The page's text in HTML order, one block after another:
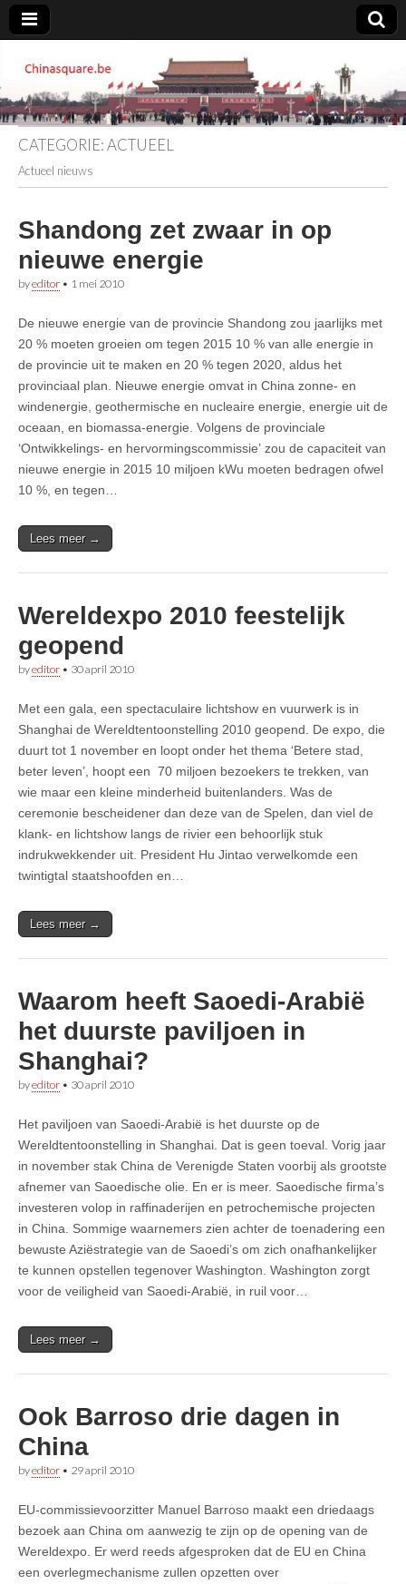
Chinasquare.be
CATEGORIE:ACTUEEL
Actueel nieuws
Shandong zet zwaar in op
nieuwe energie
byeditor • 1 mei 2010
De nieuwe energie van de provincie Shandong zou jaarlijks met
20 % moeten groeien om tegen 2015 10 % van alle energie in
de provincie uit te maken en 20 % tegen 2020, aldus het
provinciaal plan. Nieuwe energie omvat in China zonne- en
windenergie, geothermische en nucleaire energie, energie uit de
oceaan, en biomassa-energie. Volgens de provinciale
‘Ontwikkelings- en hervormingscommissie’ zou de capaciteit van
nieuwe energie in 2015 10 miljoen kWu moeten bedragen ofwel
10 %, en tegen…
Lees meer →
Wereldexpo 2010 feestelijk
geopend
byeditor • 30 april 2010
Met een gala, een spectaculaire lichtshow en vuurwerk is in
Shanghai de Wereldtentoonstelling 2010 geopend. De expo, die
duurt tot 1 november en loopt onder het thema ‘Betere stad,
beter leven’, hoopt een 70 miljoen bezoekers te trekken, van
wie maar een kleine minderheid buitenlanders. Was de
ceremonie bescheidener dan deze van de Spelen, dan viel de
klank- en lichtshow langs de rivier een behoorlijk stuk
indrukwekkender uit. President Hu Jintao verwelkomde een
twintigtal staatshoofden en…
Lees meer →
Waarom heeft Saoedi-Arabië
het duurste paviljoen in
Shanghai?
byeditor • 30 april 2010
Het paviljoen van Saoedi-Arabië is het duurste op de
Wereldtentoonstelling in Shanghai. Dat is geen toeval. Vorig jaar
in november stak China de Verenigde Staten voorbij als grootste
afnemer van Saoedische olie. En er is meer. Saoedische firma’s
investeren volop in raffinaderijen en petrochemische projecten
in China. Sommige waarnemers zien achter de toenadering een
bewuste Aziëstrategie van de Saoedi’s om zich onafhankelijker
te kunnen opstellen tegenover Washington. Washington zorgt
voor de veiligheid van Saoedi-Arabië, in ruil voor…
Lees meer →
Ook Barroso drie dagen in
China
byeditor • 29 april 2010
EU-commissievoorzitter Manuel Barroso maakt een driedaags
bezoek aan China om aanwezig te zijn op de opening van de
Wereldexpo. Er werd reeds afgesproken dat de EU en China
een overlegmechanisme zullen opzetten over